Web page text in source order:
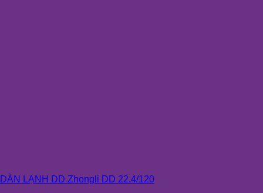
DÀN LẠNH DD Zhongli DD 22.4/120